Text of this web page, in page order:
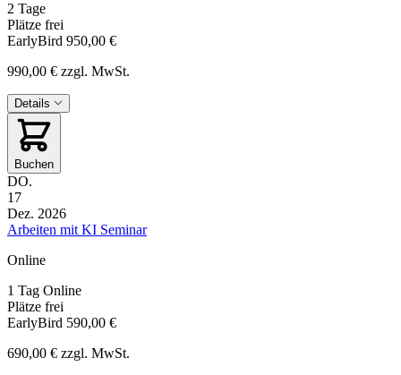
2 Tage
Plätze frei
EarlyBird 950,00 €
990,00 € zzgl. MwSt.
Details
Buchen
DO.
17
Dez. 2026
Arbeiten mit KI Seminar
Online
1 Tag Online
Plätze frei
EarlyBird 590,00 €
690,00 € zzgl. MwSt.